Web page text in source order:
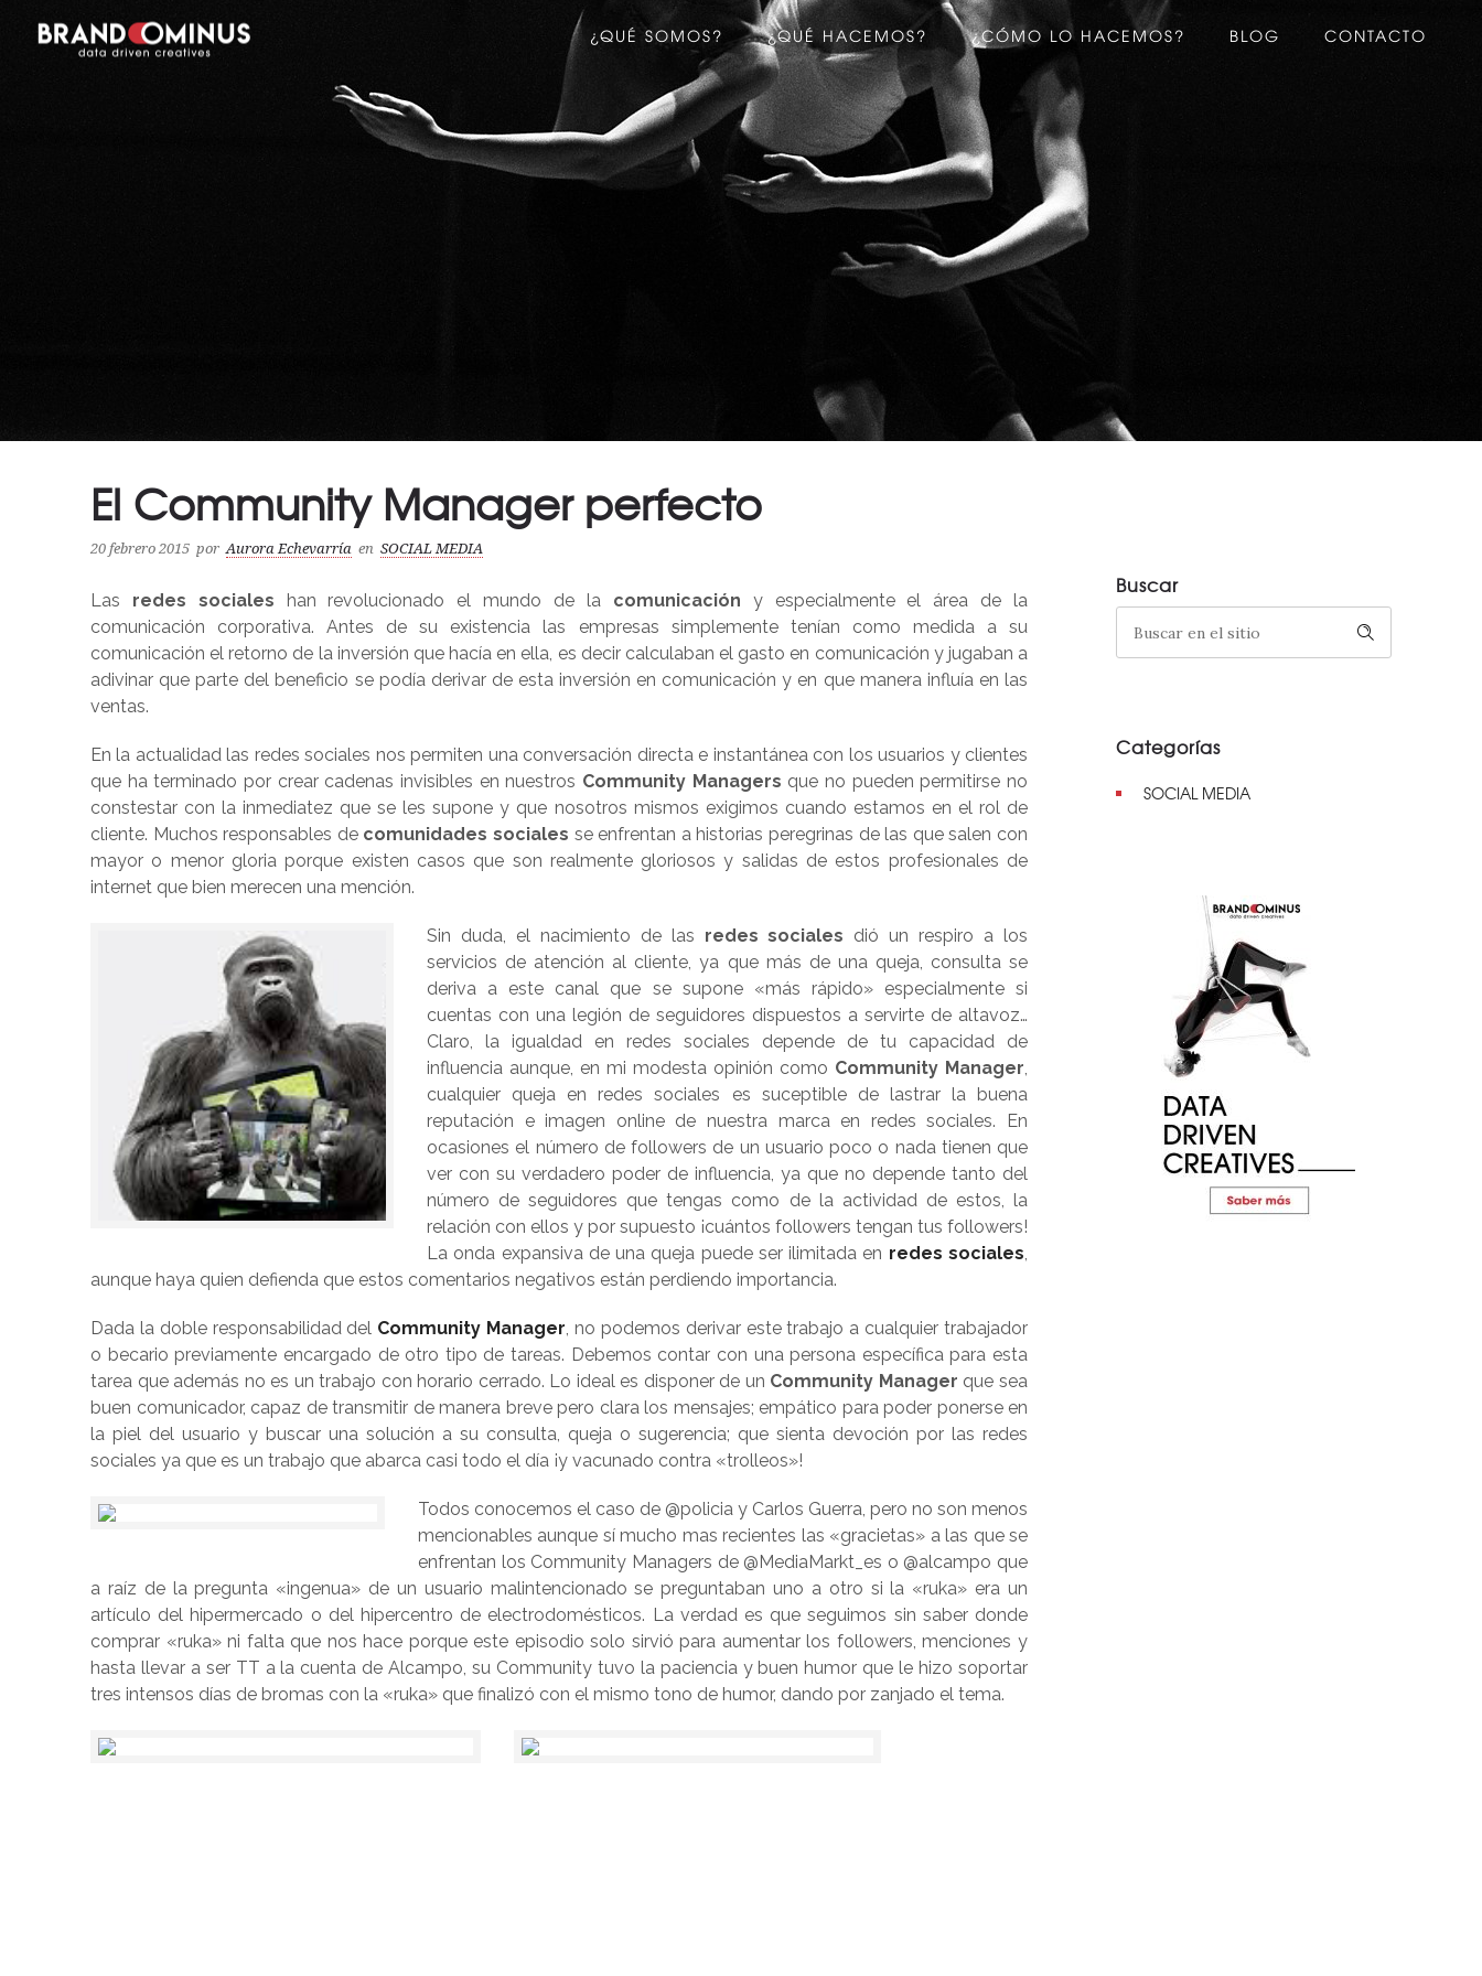
¿QUÉ SOMOS? ¿QUÉ HACEMOS? ¿CÓMO LO HACEMOS? BLOG CONTACTO
El Community Manager perfecto
20 febrero 2015 por Aurora Echevarría en SOCIAL MEDIA
Las redes sociales han revolucionado el mundo de la comunicación y especialmente el área de la
comunicación corporativa. Antes de su existencia las empresas simplemente tenían como medida a su
comunicación el retorno de la inversión que hacía en ella, es decir calculaban el gasto en comunicación y jugaban a
adivinar que parte del beneficio se podía derivar de esta inversión en comunicación y en que manera influía en las
ventas.
En la actualidad las redes sociales nos permiten una conversación directa e instantánea con los usuarios y clientes
que ha terminado por crear cadenas invisibles en nuestros Community Managers que no pueden permitirse no
constestar con la inmediatez que se les supone y que nosotros mismos exigimos cuando estamos en el rol de
cliente. Muchos responsables de comunidades sociales se enfrentan a historias peregrinas de las que salen con
mayor o menor gloria porque existen casos que son realmente gloriosos y salidas de estos profesionales de
internet que bien merecen una mención.
Sin duda, el nacimiento de las redes sociales dió un respiro a los
servicios de atención al cliente, ya que más de una queja, consulta se
deriva a este canal que se supone «más rápido» especialmente si
cuentas con una legión de seguidores dispuestos a servirte de altavoz…
Claro, la igualdad en redes sociales depende de tu capacidad de
influencia aunque, en mi modesta opinión como Community Manager,
cualquier queja en redes sociales es suceptible de lastrar la buena
reputación e imagen online de nuestra marca en redes sociales. En
ocasiones el número de followers de un usuario poco o nada tienen que
ver con su verdadero poder de influencia, ya que no depende tanto del
número de seguidores que tengas como de la actividad de estos, la
relación con ellos y por supuesto ¡cuántos followers tengan tus followers!
La onda expansiva de una queja puede ser ilimitada en redes sociales,
aunque haya quien defienda que estos comentarios negativos están perdiendo importancia.
Dada la doble responsabilidad del Community Manager, no podemos derivar este trabajo a cualquier trabajador
o becario previamente encargado de otro tipo de tareas. Debemos contar con una persona específica para esta
tarea que además no es un trabajo con horario cerrado. Lo ideal es disponer de un Community Manager que sea
buen comunicador, capaz de transmitir de manera breve pero clara los mensajes; empático para poder ponerse en
la piel del usuario y buscar una solución a su consulta, queja o sugerencia; que sienta devoción por las redes
sociales ya que es un trabajo que abarca casi todo el día ¡y vacunado contra «trolleos»!
Todos conocemos el caso de @policia y Carlos Guerra, pero no son menos
mencionables aunque sí mucho mas recientes las «gracietas» a las que se
enfrentan los Community Managers de @MediaMarkt_es o @alcampo que
a raíz de la pregunta «ingenua» de un usuario malintencionado se preguntaban uno a otro si la «ruka» era un
artículo del hipermercado o del hipercentro de electrodomésticos. La verdad es que seguimos sin saber donde
comprar «ruka» ni falta que nos hace porque este episodio solo sirvió para aumentar los followers, menciones y
hasta llevar a ser TT a la cuenta de Alcampo, su Community tuvo la paciencia y buen humor que le hizo soportar
tres intensos días de bromas con la «ruka» que finalizó con el mismo tono de humor, dando por zanjado el tema.
Buscar
Categorías
SOCIAL MEDIA